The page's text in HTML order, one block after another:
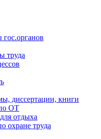
гос.органов
труда
диссертации, книги
ОТ
отдыха
охране труда